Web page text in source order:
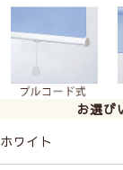
お選び
ホワイト